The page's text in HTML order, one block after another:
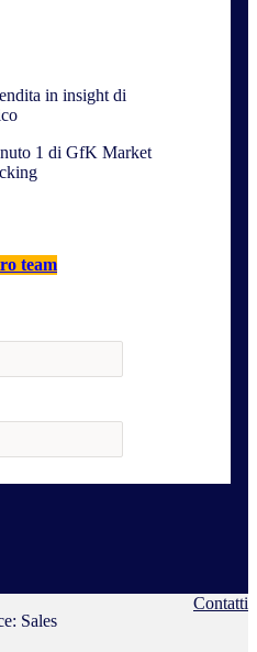
in insight di
team
Sales
Contatti